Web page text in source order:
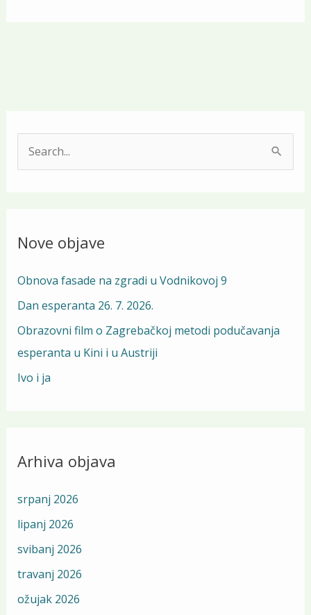
c
f
o
r
:
Nove objave
Obnova fasade na zgradi u Vodnikovoj 9
Dan esperanta 26. 7. 2026.
Obrazovni film o Zagrebačkoj metodi podučavanja
esperanta u Kini i u Austriji
Ivo i ja
Arhiva objava
srpanj 2026
lipanj 2026
svibanj 2026
travanj 2026
ožujak 2026